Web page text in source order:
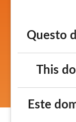
Questo
This
Este